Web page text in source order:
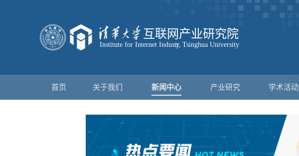
首页 关于我们 新闻中心 产业研究 学术活动